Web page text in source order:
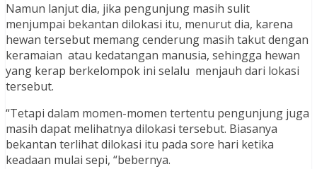
Namun lanjut dia, jika pengunjung masih sulit
menjumpai bekantan dilokasi itu, menurut dia, karena
hewan tersebut memang cenderung masih takut dengan
keramaian atau kedatangan manusia, sehingga hewan
yang kerap berkelompok ini selalu menjauh dari lokasi
tersebut.
“Tetapi dalam momen-momen tertentu pengunjung juga
masih dapat melihatnya dilokasi tersebut. Biasanya
bekantan terlihat dilokasi itu pada sore hari ketika
keadaan mulai sepi, “bebernya.